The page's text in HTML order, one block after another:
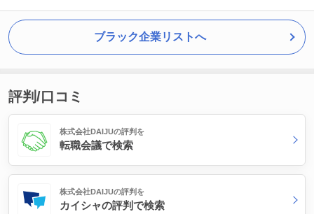
ブラック企業リストへ
評判/口コミ
株式会社DAIJUの評判を
転職会議で検索
株式会社DAIJUの評判を
カイシャの評判で検索